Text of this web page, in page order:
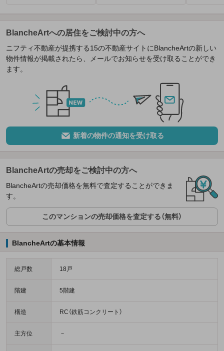
BlancheArtへの居住をご検討中の方へ
ニフティ不動産が提携する15の不動産サイトにBlancheArtの新しい
物件情報が掲載されたら、メールでお知らせを受け取ることができ
ます。
新着の物件の通知を受け取る
BlancheArtの売却をご検討中の方へ
BlancheArtの売却価格を無料で査定することができま
す。
このマンションの売却価格を査定する（無料）
BlancheArtの基本情報
総戸数 18戸
階建 5階建
構造 RC（鉄筋コンクリート）
主方位 －